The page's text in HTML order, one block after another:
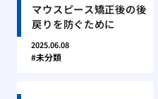
マウスピース矯正後の後
戻りを防ぐために
2025.06.08
未分類